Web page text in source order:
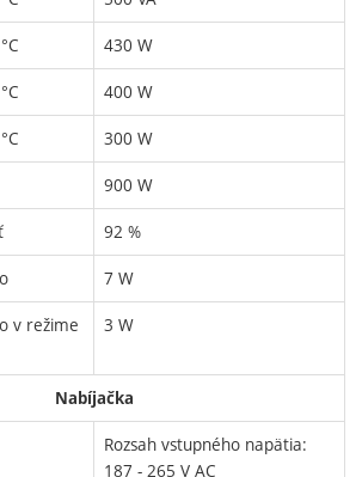
430 W
400 W
300 W
900 W
92 %
7 W
v režime
3 W
Nabíjačka
Rozsah vstupného napätia:
187 - 265 V AC